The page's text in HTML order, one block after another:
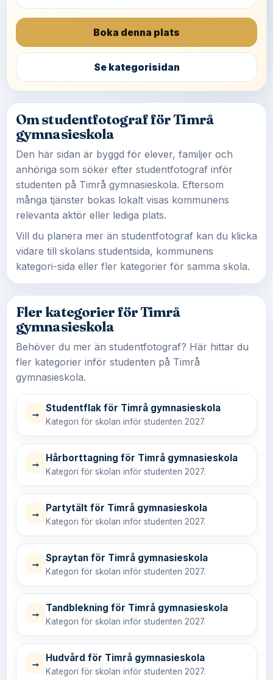
Boka denna plats
Se kategorisidan
Om studentfotograf för Timrå
gymnasieskola
Den här sidan är byggd för elever, familjer och
anhöriga som söker efter studentfotograf inför
studenten på Timrå gymnasieskola. Eftersom
många tjänster bokas lokalt visas kommunens
relevanta aktör eller lediga plats.
Vill du planera mer än studentfotograf kan du klicka
vidare till skolans studentsida, kommunens
kategori-sida eller fler kategorier för samma skola.
Fler kategorier för Timrå
gymnasieskola
Behöver du mer än studentfotograf? Här hittar du
fler kategorier inför studenten på Timrå
gymnasieskola.
→ Studentflak för Timrå gymnasieskola
Kategori för skolan inför studenten 2027.
→ Hårborttagning för Timrå gymnasieskola
Kategori för skolan inför studenten 2027.
→ Partytält för Timrå gymnasieskola
Kategori för skolan inför studenten 2027.
→ Spraytan för Timrå gymnasieskola
Kategori för skolan inför studenten 2027.
→ Tandblekning för Timrå gymnasieskola
Kategori för skolan inför studenten 2027.
→ Hudvård för Timrå gymnasieskola
Kategori för skolan inför studenten 2027.